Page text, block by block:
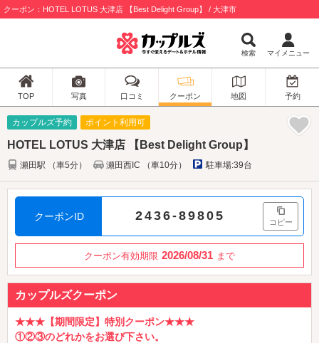
クーポン：HOTEL LOTUS 大津店 【Best Delight Group】 / 大津市
検索 マイメニュー
TOP 写真 口コミ クーポン 地図 予約
カップルズ予約 ポイント利用可
HOTEL LOTUS 大津店 【Best Delight Group】
瀬田駅 （車5分） 瀬田西IC （車10分） 駐車場:39台
クーポンID 2436-89805 コピー
クーポン有効期限 2026/08/31 まで
カップルズクーポン
★★★【期間限定】特別クーポン★★★
①②③のどれかをお選び下さい。